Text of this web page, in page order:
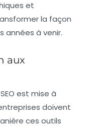
et
la façon
années à venir.
aux
est mise à
doivent
ces outils